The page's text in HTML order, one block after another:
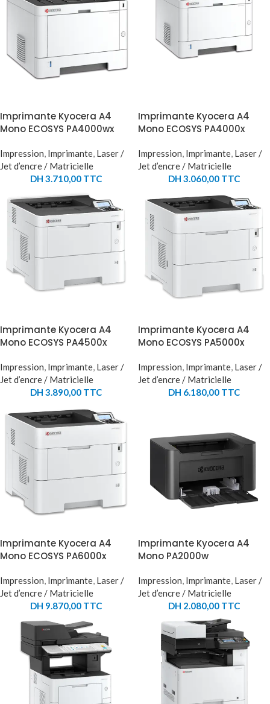
Imprimante Kyocera A4
Mono ECOSYS PA4000wx
Impression, Imprimante, Laser /
Jet d’encre / Matricielle
DH 3.710,00 TTC
Imprimante Kyocera A4
Mono ECOSYS PA4000x
Impression, Imprimante, Laser /
Jet d’encre / Matricielle
DH 3.060,00 TTC
Imprimante Kyocera A4
Mono ECOSYS PA4500x
Impression, Imprimante, Laser /
Jet d’encre / Matricielle
DH 3.890,00 TTC
Imprimante Kyocera A4
Mono ECOSYS PA5000x
Impression, Imprimante, Laser /
Jet d’encre / Matricielle
DH 6.180,00 TTC
Imprimante Kyocera A4
Mono ECOSYS PA6000x
Impression, Imprimante, Laser /
Jet d’encre / Matricielle
DH 9.870,00 TTC
Imprimante Kyocera A4
Mono PA2000w
Impression, Imprimante, Laser /
Jet d’encre / Matricielle
DH 2.080,00 TTC